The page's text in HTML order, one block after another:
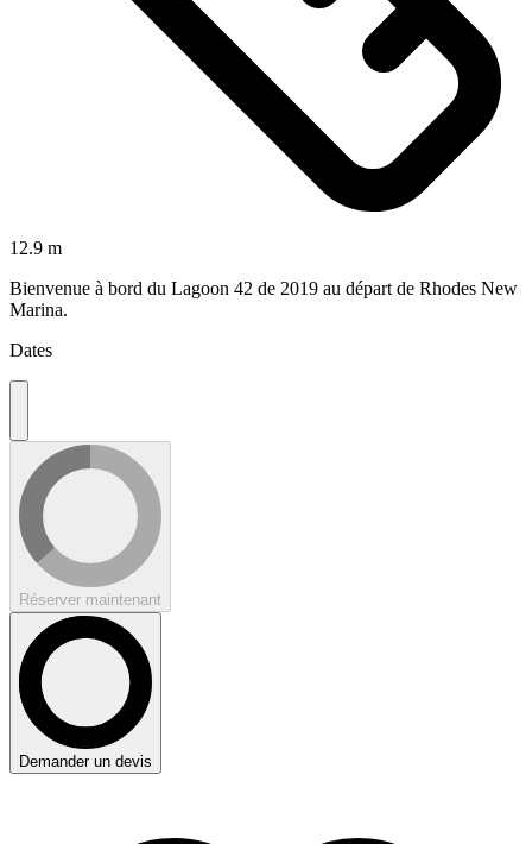
12.9 m
Bienvenue à bord du Lagoon 42 de 2019 au départ de Rhodes New
Marina.
Dates
Réserver maintenant
Demander un devis